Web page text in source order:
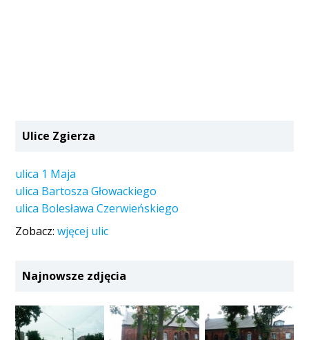
Ulice Zgierza
ulica 1 Maja
ulica Bartosza Głowackiego
ulica Bolesława Czerwieńskiego
Zobacz:wjęcej ulic
Najnowsze zdjęcia